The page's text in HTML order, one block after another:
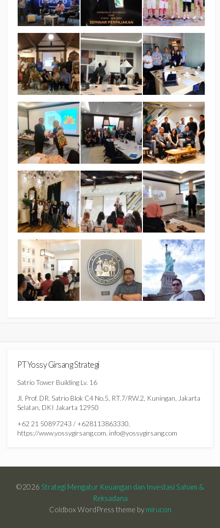
PT Yossy Girsang Strategi
Satrio Tower Building Lv. 16
Jl. Prof. DR. Satrio Blok C4 No.5, RT.7/RW.2, Kuningan, Jakarta
Selatan, DKI Jakarta 12950
+62 21 50897243 / +628113863330,
https://www.yossygirsang.com, info@yossygirsang.com
©2026 Strategi Mengatur Keuangan dan Investasi Saham &
Reksadana
Coldbox WordPress theme by mirucon